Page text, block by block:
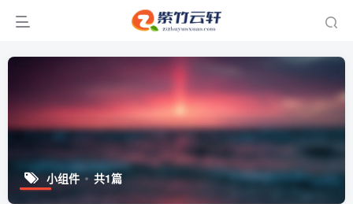
小组件 共1篇